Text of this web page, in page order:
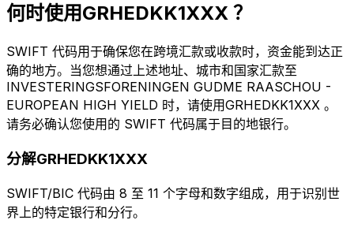
何时使用GRHEDKK1XXX ？
SWIFT 代码用于确保您在跨境汇款或收款时，资金能到达正
确的地方。当您想通过上述地址、城市和国家汇款至
INVESTERINGSFORENINGEN GUDME RAASCHOU -
EUROPEAN HIGH YIELD 时，请使用GRHEDKK1XXX 。
请务必确认您使用的 SWIFT 代码属于目的地银行。
分解GRHEDKK1XXX
SWIFT/BIC 代码由 8 至 11 个字母和数字组成，用于识别世
界上的特定银行和分行。